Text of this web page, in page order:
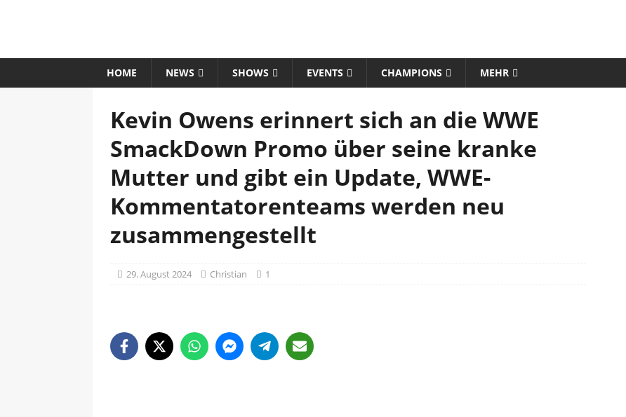
HOME NEWS SHOWS EVENTS CHAMPIONS MEHR
Kevin Owens erinnert sich an die WWE
SmackDown Promo über seine kranke
Mutter und gibt ein Update, WWE-
Kommentatorenteams werden neu
zusammengestellt
29. August 2024 Christian 1